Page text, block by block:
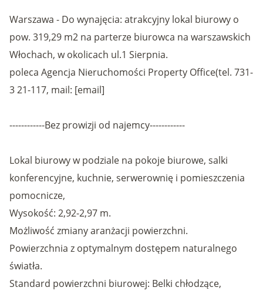
Warszawa - Do wynajęcia: atrakcyjny lokal biurowy o
pow. 319,29 m2 na parterze biurowca na warszawskich
Włochach, w okolicach ul.1 Sierpnia.
poleca Agencja Nieruchomości Property Office(tel. 731-
3 21-117, mail: [email]
------------Bez prowizji od najemcy------------
Lokal biurowy w podziale na pokoje biurowe, salki
konferencyjne, kuchnie, serwerownię i pomieszczenia
pomocnicze,
Wysokość: 2,92-2,97 m.
Możliwość zmiany aranżacji powierzchni.
Powierzchnia z optymalnym dostępem naturalnego
światła.
Standard powierzchni biurowej: Belki chłodzące,